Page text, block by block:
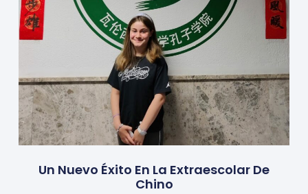
Un Nuevo Éxito En La Extraescolar De
Chino